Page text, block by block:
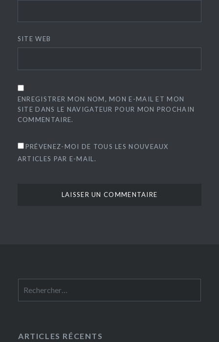
SITE WEB
ENREGISTRER MON NOM, MON E-MAIL ET MON
SITE DANS LE NAVIGATEUR POUR MON PROCHAIN
COMMENTAIRE.
PRÉVENEZ-MOI DE TOUS LES NOUVEAUX
ARTICLES PAR E-MAIL.
ARTICLES RÉCENTS